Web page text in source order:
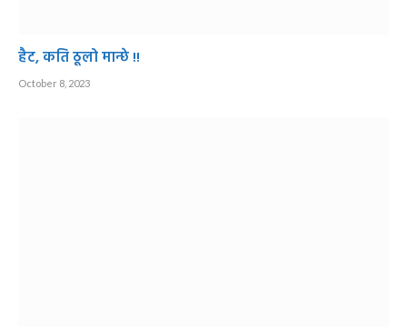
हैट, कति ठूलो मान्छे !!
October 8, 2023